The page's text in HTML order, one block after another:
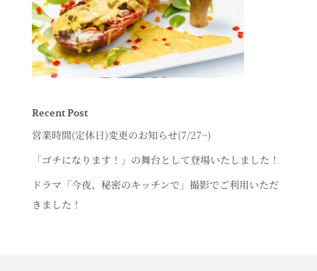
Recent Post
営業時間(定休日)変更のお知らせ(7/27~)
「ゴチになります！」の舞台として登場いたしました！
ドラマ「今夜、秘密のキッチンで」撮影でご利用いただ
きました！